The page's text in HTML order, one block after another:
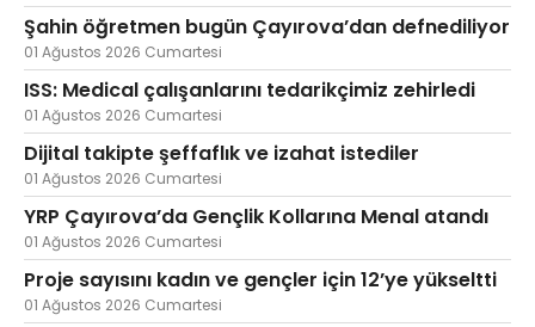
Şahin öğretmen bugün Çayırova’dan defnediliyor
01 Ağustos 2026 Cumartesi
ISS: Medical çalışanlarını tedarikçimiz zehirledi
01 Ağustos 2026 Cumartesi
Dijital takipte şeffaflık ve izahat istediler
01 Ağustos 2026 Cumartesi
YRP Çayırova’da Gençlik Kollarına Menal atandı
01 Ağustos 2026 Cumartesi
Proje sayısını kadın ve gençler için 12’ye yükseltti
01 Ağustos 2026 Cumartesi